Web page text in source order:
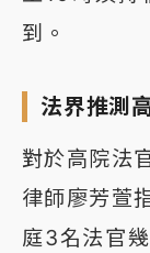
到。
法界推測
對於高院法
律師廖芳萱
庭3名法官